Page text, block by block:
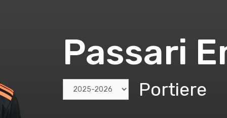
Passari
Portiere